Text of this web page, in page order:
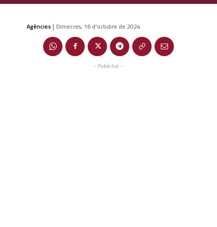
Agències | Dimecres, 16 d'octubre de 2024
- Publicitat -